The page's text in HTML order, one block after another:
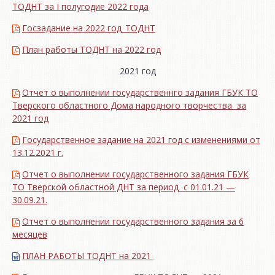
ТОДНТ за I полугодие 2022 года
Госзадание на 2022 год_ТОДНТ
План работы ТОДНТ на 2022 год
2021 год
Отчет о выполнении государственнго задания ГБУК ТО
Тверского областного Дома народного творчества за
2021 год
Государственное задание на 2021 год с изменениями от
13.12.2021 г.
Отчет о выполнении государственного задания ГБУК
ТО Тверской областной ДНТ за период с 01.01.21 —
30.09.21.
Отчет о выполнении государственного задания за 6
месяцев
ПЛАН РАБОТЫ ТОДНТ на 2021